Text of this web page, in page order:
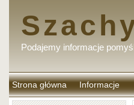
Podajemy informacje
Strona główna Informacje